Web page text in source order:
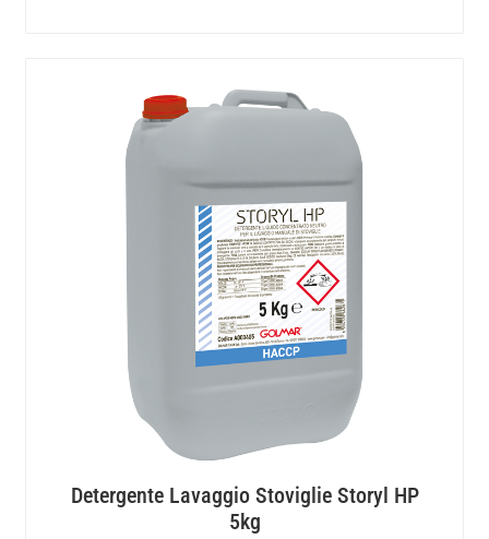
Detergente Lavaggio Stoviglie Storyl HP
5kg